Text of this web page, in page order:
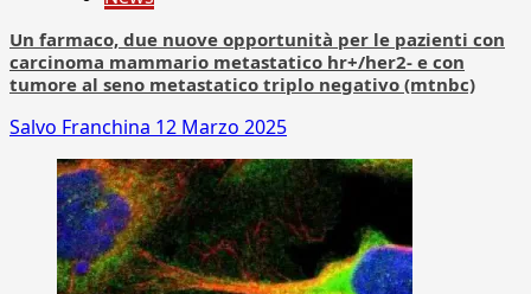
Un farmaco, due nuove opportunità per le pazienti con
carcinoma mammario metastatico hr+/her2- e con
tumore al seno metastatico triplo negativo (mtnbc)
Salvo Franchina 12 Marzo 2025